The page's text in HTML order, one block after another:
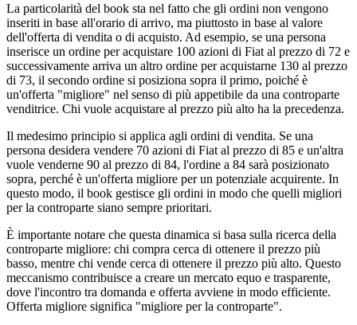
La particolarità del book sta nel fatto che gli ordini non vengono
inseriti in base all'orario di arrivo, ma piuttosto in base al valore
dell'offerta di vendita o di acquisto. Ad esempio, se una persona
inserisce un ordine per acquistare 100 azioni di Fiat al prezzo di 72 e
successivamente arriva un altro ordine per acquistarne 130 al prezzo
di 73, il secondo ordine si posiziona sopra il primo, poiché è
un'offerta "migliore" nel senso di più appetibile da una controparte
venditrice. Chi vuole acquistare al prezzo più alto ha la precedenza.
Il medesimo principio si applica agli ordini di vendita. Se una
persona desidera vendere 70 azioni di Fiat al prezzo di 85 e un'altra
vuole venderne 90 al prezzo di 84, l'ordine a 84 sarà posizionato
sopra, perché è un'offerta migliore per un potenziale acquirente. In
questo modo, il book gestisce gli ordini in modo che quelli migliori
per la controparte siano sempre prioritari.
È importante notare che questa dinamica si basa sulla ricerca della
controparte migliore: chi compra cerca di ottenere il prezzo più
basso, mentre chi vende cerca di ottenere il prezzo più alto. Questo
meccanismo contribuisce a creare un mercato equo e trasparente,
dove l'incontro tra domanda e offerta avviene in modo efficiente.
Offerta migliore significa "migliore per la controparte".